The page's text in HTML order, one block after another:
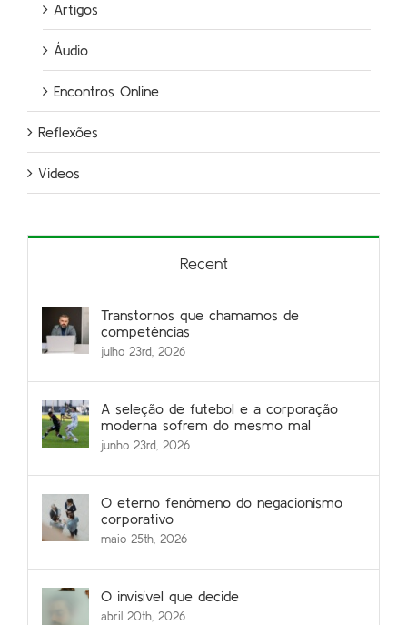
Artigos
Áudio
Encontros Online
Reflexões
Videos
Recent
Transtornos que chamamos de
competências
julho 23rd, 2026
A seleção de futebol e a corporação
moderna sofrem do mesmo mal
junho 23rd, 2026
O eterno fenômeno do negacionismo
corporativo
maio 25th, 2026
O invisível que decide
abril 20th, 2026